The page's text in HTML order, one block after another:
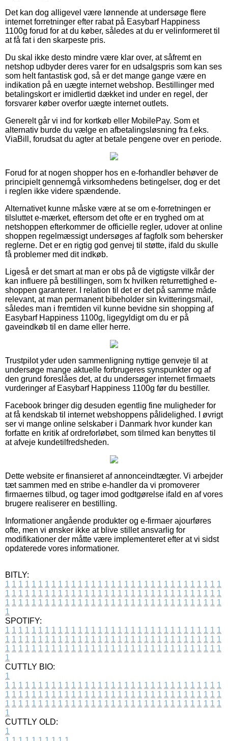
Det kan dog alligevel være lønnende at undersøge flere
internet forretninger efter rabat på Easybarf Happiness
1100g forud for at du køber, således at du er velinformeret til
at få fat i den skarpeste pris.
Du skal ikke desto mindre være klar over, at såfremt en
netshop udbyder deres varer for en udsalgspris som kan ses
som helt fantastisk god, så er det mange gange være en
indikation på en uægte internet webshop. Bestillinger med
betalingskort er imidlertid dækket ind under en regel, der
forsvarer køber overfor uægte internet outlets.
Generelt går vi ind for kortkøb eller MobilePay. Som et
alternativ burde du vælge en afbetalingsløsning fra f.eks.
ViaBill, forudsat du agter at betale pengene over en periode.
Forud for at nogen shopper hos en e-forhandler behøver de
principielt gennemgå virksomhedens betingelser, dog er det
i reglen ikke videre spændende.
Alternativet kunne måske være at se om e-forretningen er
tilsluttet e-mærket, eftersom det ofte er en tryghed om at
netshoppen efterkommer de officielle regler, udover at online
shoppen regelmæssigt undersøges af fagfolk som behersker
reglerne. Det er en rigtig god genvej til støtte, ifald du skulle
få problemer med dit indkøb.
Ligeså er det smart at man er obs på de vigtigste vilkår der
kan influere på bestillingen, som fx hvilken returrettighed e-
shoppen garanterer. I relation til det er det på samme måde
relevant, at man permanent bibeholder sin kvitteringsmail,
således man i fremtiden vil kunne bevidne sin shopping af
Easybarf Happiness 1100g, ligegyldigt om du er på
gaveindkøb til en dame eller herre.
Trustpilot yder uden sammenligning nyttige genveje til at
undersøge mange aktuelle forbrugeres synspunkter og af
den grund foreslåes det, at du undersøger internet firmaets
vurderinger af Easybarf Happiness 1100g før du bestiller.
Facebook bringer dig desuden egentlig fine muligheder for
at få kendskab til internet webshoppens pålidelighed. I øvrigt
ser vi mange online selskaber i Danmark hvor kunder kan
forfatte en kritik af ordreforløbet, som tilmed kan benyttes til
at afveje kundetilfredsheden.
Dette website er finansieret af annonceindtægter. Vi arbejder
tæt sammen med en stribe e-handler da vi promoverer
firmaernes tilbud, og tager imod godtgørelse ifald en af vores
brugere realiserer en bestilling.
Informationer angående produkter og e-firmaer ajourføres
ofte, men vi ønsker ikke at blive stillet ansvarlig for
modifikationer der måtte være implementeret efter at vi sidst
opdaterede vores informationer.
BITLY:
1 1 1 1 1 1 1 1 1 1 1 1 1 1 1 1 1 1 1 1 1 1 1 1 1 1 1 1 1 1 1 1 1
1 1 1 1 1 1 1 1 1 1 1 1 1 1 1 1 1 1 1 1 1 1 1 1 1 1 1 1 1 1 1 1 1
1 1 1 1 1 1 1 1 1 1 1 1 1 1 1 1 1 1 1 1 1 1 1 1 1 1 1 1 1 1 1 1 1
1
SPOTIFY:
1 1 1 1 1 1 1 1 1 1 1 1 1 1 1 1 1 1 1 1 1 1 1 1 1 1 1 1 1 1 1 1 1
1 1 1 1 1 1 1 1 1 1 1 1 1 1 1 1 1 1 1 1 1 1 1 1 1 1 1 1 1 1 1 1 1
1 1 1 1 1 1 1 1 1 1 1 1 1 1 1 1 1 1 1 1 1 1 1 1 1 1 1 1 1 1 1 1 1
1
CUTTLY BIO:
1
1 1 1 1 1 1 1 1 1 1 1 1 1 1 1 1 1 1 1 1 1 1 1 1 1 1 1 1 1 1 1 1 1
1 1 1 1 1 1 1 1 1 1 1 1 1 1 1 1 1 1 1 1 1 1 1 1 1 1 1 1 1 1 1 1 1
1 1 1 1 1 1 1 1 1 1 1 1 1 1 1 1 1 1 1 1 1 1 1 1 1 1 1 1 1 1 1 1 1
1
CUTTLY OLD:
1